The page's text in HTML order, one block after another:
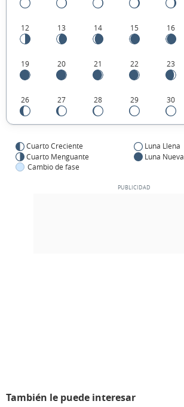
12 13 14 15 16
19 20 21 22 23
26 27 28 29 30
Cuarto Creciente
Luna Llena
Cuarto Menguante
Luna Nueva
Cambio de fase
También le puede interesar